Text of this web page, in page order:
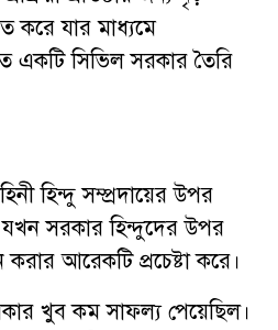
করে যার মাধ্যমে
একটি সিভিল সরকার তৈরি
হিন্দু সম্প্রদায়ের উপর
সরকার হিন্দুদের উপর
আরেকটি প্রচেষ্টা করে।
খুব কম সাফল্য পেয়েছিল।